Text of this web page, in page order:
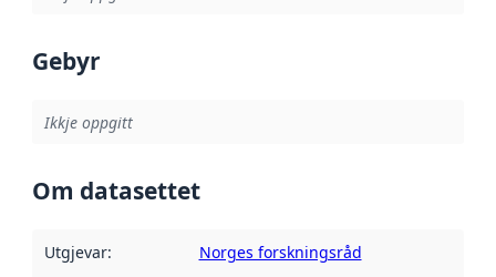
Gebyr
Ikkje oppgitt
Om datasettet
Utgjevar: Norges forskningsråd